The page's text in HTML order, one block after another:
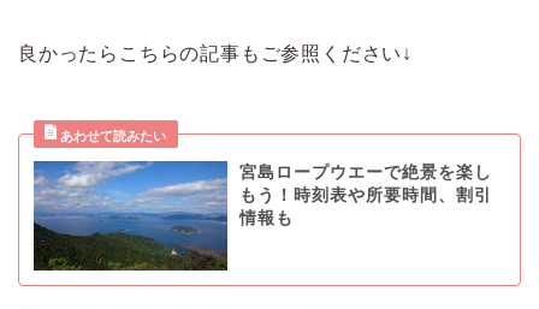
良かったらこちらの記事もご参照ください↓
宮島ロープウエーで絶景を楽し
もう！時刻表や所要時間、割引
情報も